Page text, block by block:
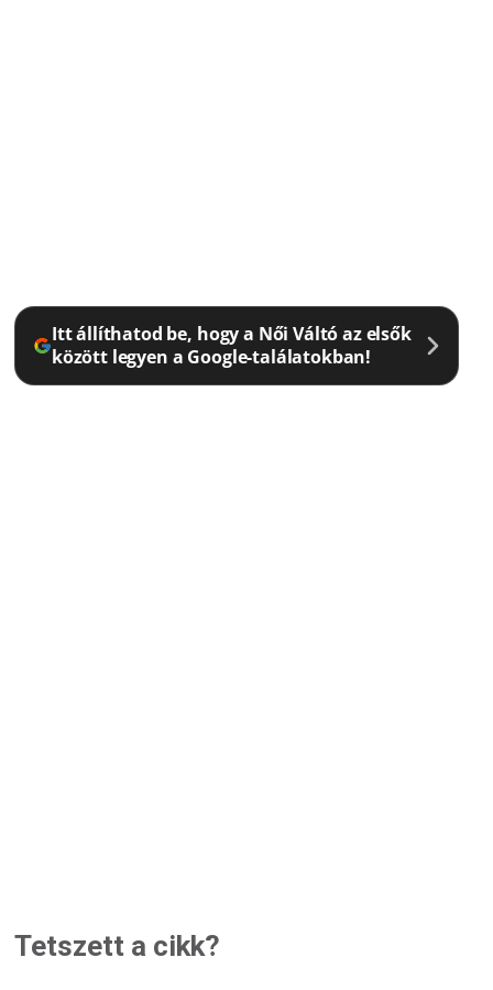
Itt állíthatod be, hogy a Női Váltó az elsők
között legyen a Google-találatokban!
Tetszett a cikk?